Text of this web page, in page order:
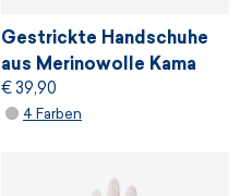
Gestrickte Handschuhe
aus Merinowolle Kama
R115
€ 39,90
4 Farben